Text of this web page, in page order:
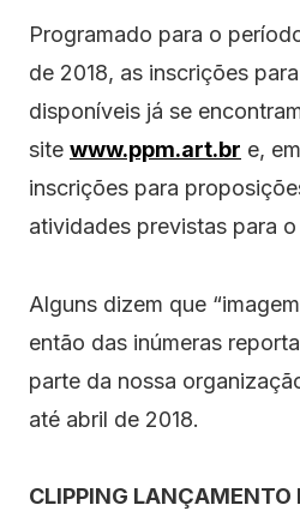
Programado para o
de 2018, as inscrições
disponíveis já se
site www.ppm.art.br e,
inscrições para
atividades previstas para
Alguns dizem que
então das inúmeras
parte da nossa
até abril de 2018.
CLIPPING LANÇAMENTO